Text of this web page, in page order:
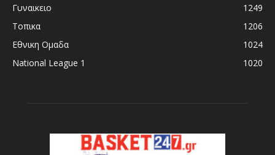
Γυναικειο
1249
Τοπικα
1206
Εθνικη Ομαδα
1024
National League 1
1020